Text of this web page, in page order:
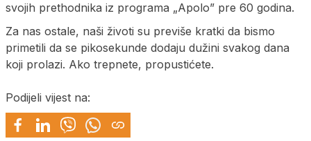
svojih prethodnika iz programa „Apolo” pre 60 godina.
Za nas ostale, naši životi su previše kratki da bismo
primetili da se pikosekunde dodaju dužini svakog dana
koji prolazi. Ako trepnete, propustićete.
Podijeli vijest na: